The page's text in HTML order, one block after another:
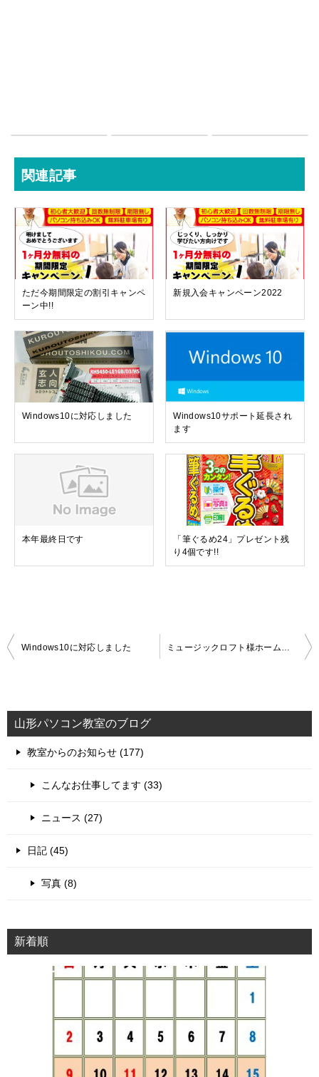
関連記事
ただ今期間限定の割引キャンペ
ーン中!!
新規入会キャンペーン2022
Windows10に対応しました
Windows10サポート延長され
ます
本年最終日です
「筆ぐるめ24」プレゼント残
り4個です!!
投
ビ
ゲ
ー
Windows10に対応しました ミュージックロフト様ホームページ制作ご依頼ありがとうございます。
山形パソコン教室のブログ
教室からのお知らせ (177)
こんなお仕事してます (33)
ニュース (27)
日記 (45)
写真 (8)
新着順